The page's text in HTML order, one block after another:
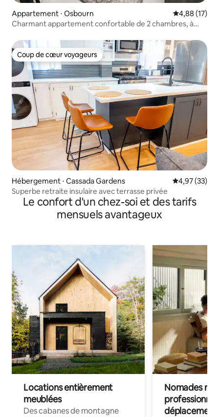
Appartement ⋅ Osbourn Évaluation
4,88 (17)
Charmant appartement confortable de 2 chambres, à
Coup de cœur voyageurs
Coup de cœur voyageurs
Hébergement ⋅ Cassada Gardens Évaluation
4,97 (33)
Superbe retraite insulaire avec terrasse privée
Le confort d'un chez-soi et des tarifs
mensuels avantageux
Locations entièrement
meublées
Des cabanes de montagne
Nomades
déplacement